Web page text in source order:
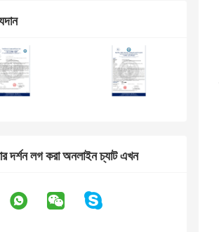
দর্শন লগ করা অনলাইন চ্যাট এখন